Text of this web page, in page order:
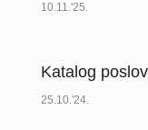
10.11.'25.
Katalog
25.10.'24.